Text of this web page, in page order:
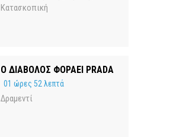
Κατασκοπική
Ο ΔΙΑΒΟΛΟΣ ΦΟΡΑΕΙ PRADA
01 ώρες 52 λεπτά
Δραμεντί